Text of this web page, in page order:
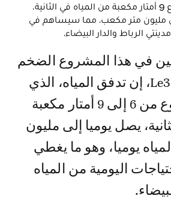
التدفق منذ هذا الأسبوع 9 أمتار مكعبة من المياه في الثانية،
مليون متر مكعب. مما سيساهم في
الرباط والدار البيضاء.
في تصريح لـ Le360، إن تدفق المياه، الذي
ارتفع هذا الأسبوع من 6 إلى 9 أمتار مكعبة
يصل يوميا إلى مليون
يوميا، وهو ما يغطي
اليومية من المياه